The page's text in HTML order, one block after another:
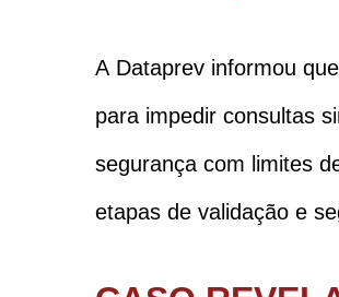
A Dataprev informou
para impedir consultas
segurança com limites
etapas de validação e